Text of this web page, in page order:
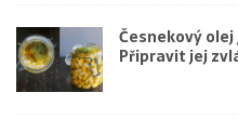
Česnekový
Připravit jej